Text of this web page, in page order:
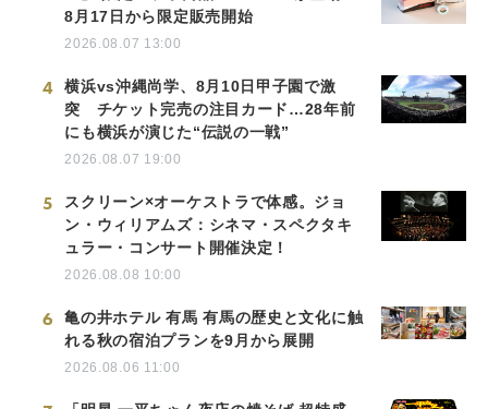
8月17日から限定販売開始
2026.08.07 13:00
4
横浜vs沖縄尚学、8月10日甲子園で激
突 チケット完売の注目カード…28年前
にも横浜が演じた“伝説の一戦”
2026.08.07 19:00
5
スクリーン×オーケストラで体感。ジョ
ン・ウィリアムズ：シネマ・スペクタキ
ュラー・コンサート開催決定！
2026.08.08 10:00
6
亀の井ホテル 有馬 有馬の歴史と文化に触
れる秋の宿泊プランを9月から展開
2026.08.06 11:00